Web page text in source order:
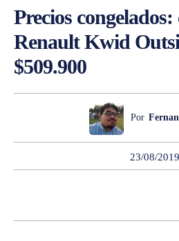
Precios congelados:
Renault Kwid
$509.900
Por
23/08/2019